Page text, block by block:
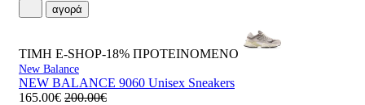
αγορά
ΤΙΜΗ E-SHOP-18% ΠΡΟΤΕΙΝΟΜΕΝΟ
New Balance
NEW BALANCE 9060 Unisex Sneakers
165.00€ 200.00€